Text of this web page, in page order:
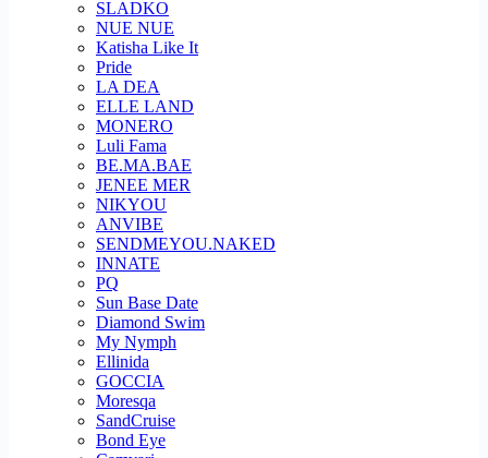
SLADKO
NUE NUE
Katisha Like It
Pride
LA DEA
ELLE LAND
MONERO
Luli Fama
BE.MA.BAE
JENEE MER
NIKYOU
ANVIBE
SENDMEYOU.NAKED
INNATE
PQ
Sun Base Date
Diamond Swim
My Nymph
Ellinida
GOCCIA
Moresqa
SandCruise
Bond Eye